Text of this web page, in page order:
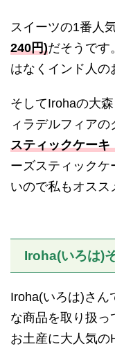
スイーツの1番人
240円)だそうです
はなくインド人の
そしてIrohaの大
ィラデルフィア
スティックケーキ
ーズスティックケ
いので私もオスス
Iroha(いろは)
Iroha(いろは)さん
な商品を取り扱っ
お土産に大人気の